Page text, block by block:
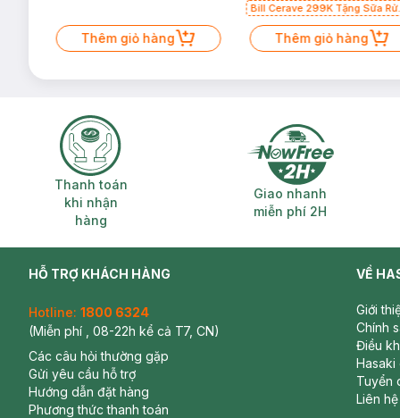
Thêm giỏ hàng
Bill Cerave 299K Tặng Sữa
Mặt Cerave 30ml (SL có hạn)
Thêm giỏ hàng
Thanh toán khi nhận hàng
Thanh toán
khi nhận
hàng
Giao nhanh
Giao nhanh
miễn phí 2H
HỖ TRỢ KHÁCH HÀNG
Hotline: 1800 6324
(Miễn phí , 08-22h kể cả T7, CN)
Các câu hỏi thường gặp
Gửi yêu cầu hỗ trợ
Hướng dẫn đặt hàng
Phương thức thanh toán
VỀ
Giới
Chính
Điều
Hasaki
Tuyển
Liên hệ